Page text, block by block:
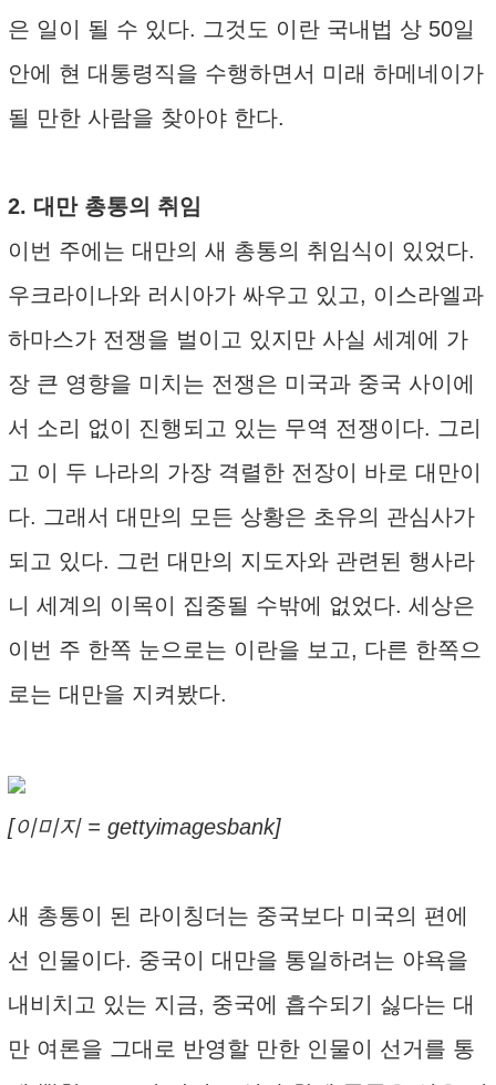
은 일이 될 수 있다. 그것도 이란 국내법 상 50일
안에 현 대통령직을 수행하면서 미래 하메네이가
될 만한 사람을 찾아야 한다.
2. 대만 총통의 취임
이번 주에는 대만의 새 총통의 취임식이 있었다.
우크라이나와 러시아가 싸우고 있고, 이스라엘과
하마스가 전쟁을 벌이고 있지만 사실 세계에 가
장 큰 영향을 미치는 전쟁은 미국과 중국 사이에
서 소리 없이 진행되고 있는 무역 전쟁이다. 그리
고 이 두 나라의 가장 격렬한 전장이 바로 대만이
다. 그래서 대만의 모든 상황은 초유의 관심사가
되고 있다. 그런 대만의 지도자와 관련된 행사라
니 세계의 이목이 집중될 수밖에 없었다. 세상은
이번 주 한쪽 눈으로는 이란을 보고, 다른 한쪽으
로는 대만을 지켜봤다.
[이미지 = gettyimagesbank]
새 총통이 된 라이칭더는 중국보다 미국의 편에
선 인물이다. 중국이 대만을 통일하려는 야욕을
내비치고 있는 지금, 중국에 흡수되기 싫다는 대
만 여론을 그대로 반영할 만한 인물이 선거를 통